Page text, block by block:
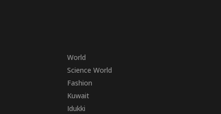
World
Science World
Fashion
Kuwait
Idukki